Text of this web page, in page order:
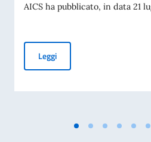
AICS ha pubblicato, in data 21
LeggiProcedura comparativa